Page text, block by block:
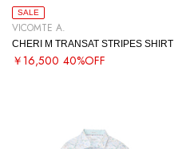
SALE
VICOMTE A.
CHERI M TRANSAT STRIPES SHIRT
￥16,500 40%OFF